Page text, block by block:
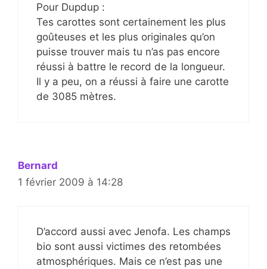
Pour Dupdup :
Tes carottes sont certainement les plus
goûteuses et les plus originales qu’on
puisse trouver mais tu n’as pas encore
réussi à battre le record de la longueur.
Il y a peu, on a réussi à faire une carotte
de 3085 mètres.
Bernard
1 février 2009 à 14:28
D’accord aussi avec Jenofa. Les champs
bio sont aussi victimes des retombées
atmosphériques. Mais ce n’est pas une